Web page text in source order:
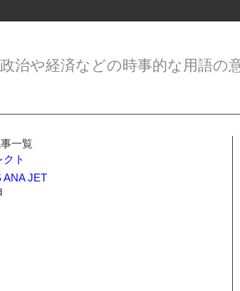
治や経済などの時事的な用語の
一覧
ト
ANA JET